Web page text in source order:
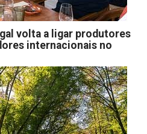
volta a ligar produtores
internacionais no